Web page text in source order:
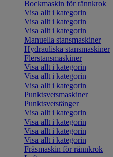
Bockmaskin för rännkrok
Visa allt i kategorin
Visa allt i kategorin
Visa allt i kategorin
Manuella stansmaskiner
Hydrauliska stansmaskiner
Flerstansmaskiner
Visa allt i kategorin
Visa allt i kategorin
Visa allt i kategorin
Punktsvetsmaskiner
Punktsvetstänger
Visa allt i kategorin
Visa allt i kategorin
Visa allt i kategorin
Visa allt i kategorin
Fräsmaskin för rännkrok